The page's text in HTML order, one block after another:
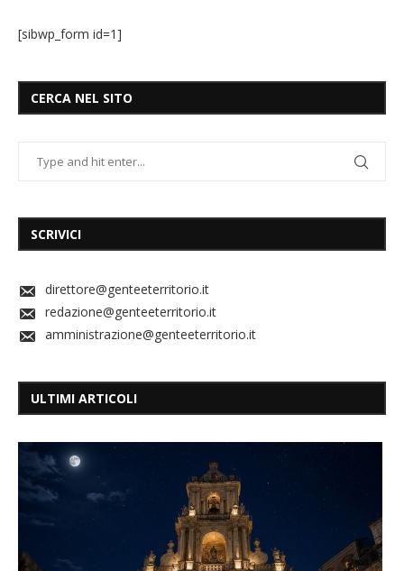
[sibwp_form id=1]
CERCA NEL SITO
SCRIVICI
direttore@genteeterritorio.it
redazione@genteeterritorio.it
amministrazione@genteeterritorio.it
ULTIMI ARTICOLI